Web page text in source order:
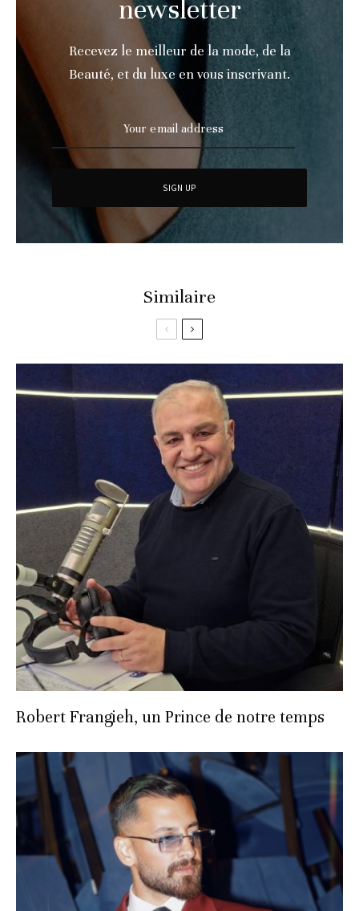
newsletter
Recevez le meilleur de la mode, de la
Beauté, et du luxe en vous inscrivant.
Similaire
Robert Frangieh, un Prince de notre temps